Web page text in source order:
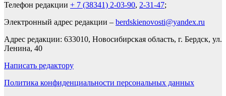
Телефон редакции + 7 (38341) 2-03-90, 2-31-47;
Электронный адрес редакции – berdskienovosti@yandex.ru
Адрес редакции: 633010, Новосибирская область, г. Бердск, ул.
Ленина, 40
Написать редактору
Политика конфиденциальности персональных данных